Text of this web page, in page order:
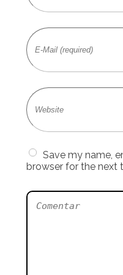
Save my name,
browser for the next